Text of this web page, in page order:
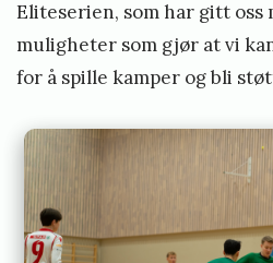
Eliteserien, som har gitt oss
muligheter som gjør at vi
for å spille kamper og bli